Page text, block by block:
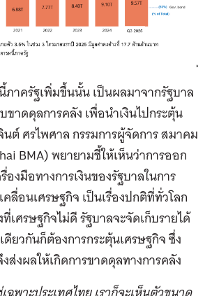
ภาครัฐเพิ่มขึ้นนั้น เป็นผลมาจากรัฐบาล
าดดุลการคลัง เพื่อนำเงินไปกระตุ้น
ต์ ศรไพศาล กรรมการผู้จัดการ สมาคม
BMA) พยายามชี้ให้เห็นว่าการออก
งมือทางการเงินของรัฐบาลในการ
ลื่อนเศรษฐกิจ เป็นเรื่องปกติที่ทั่วโลก
เศรษฐกิจไม่ดี รัฐบาลจะจัดเก็บรายได้
ยวกันก็ต้องการกระตุ้นเศรษฐกิจ ซึ่ง
ส่งผลให้เกิดการขาดดุลทางการคลัง